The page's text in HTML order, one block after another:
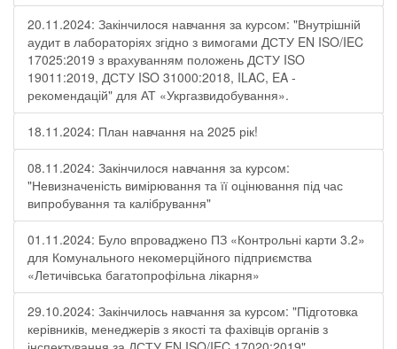
20.11.2024: Закінчилося навчання за курсом: "Внутрішній
аудит в лабораторіях згідно з вимогами ДСТУ EN ISO/IEC
17025:2019 з врахуванням положень ДСТУ ISO
19011:2019, ДСТУ ISO 31000:2018, ILAC, EA -
рекомендацій" для АТ «Укргазвидобування».
18.11.2024: План навчання на 2025 рік!
08.11.2024: Закінчилося навчання за курсом:
"Невизначеність вимірювання та її оцінювання під час
випробування та калібрування"
01.11.2024: Було впроваджено ПЗ «Контрольні карти 3.2»
для Комунального некомерційного підприємства
«Летичівська багатопрофільна лікарня»
29.10.2024: Закінчилось навчання за курсом: "Підготовка
керівників, менеджерів з якості та фахівців органів з